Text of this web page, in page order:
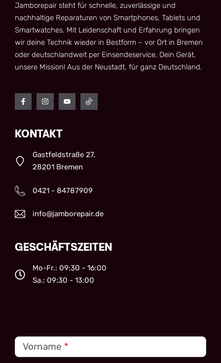
Jamborepair steht für schnelle, zuverlässige und
nachhaltige Reparaturen von Smartphones, Tablets und
Smartwatches. Mit Leidenschaft und Erfahrung bringen
wir deine Technik wieder in Bestform – vor Ort in Bremen
oder deutschlandweit per Einsendeservice. Dein Gerät,
unsere Mission! Aus der Neustadt, für ganz Deutschland.
KONTAKT
Gastfeldstraße 27,
28201 Bremen
0421 - 84787909
info@jamborepair.de
GESCHÄFTSZEITEN
Mo-Fr.: 09:30 - 16:00
Sa.: 09:30 - 13:00
Kontakt
Vorname *